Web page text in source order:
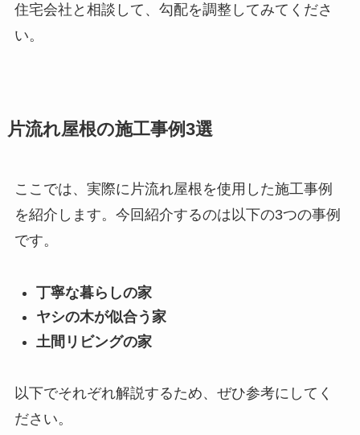
住宅会社と相談して、勾配を調整してみてくださ
い。
片流れ屋根の施工事例3選
ここでは、実際に片流れ屋根を使用した施工事例
を紹介します。今回紹介するのは以下の3つの事例
です。
丁寧な暮らしの家
ヤシの木が似合う家
土間リビングの家
以下でそれぞれ解説するため、ぜひ参考にしてく
ださい。